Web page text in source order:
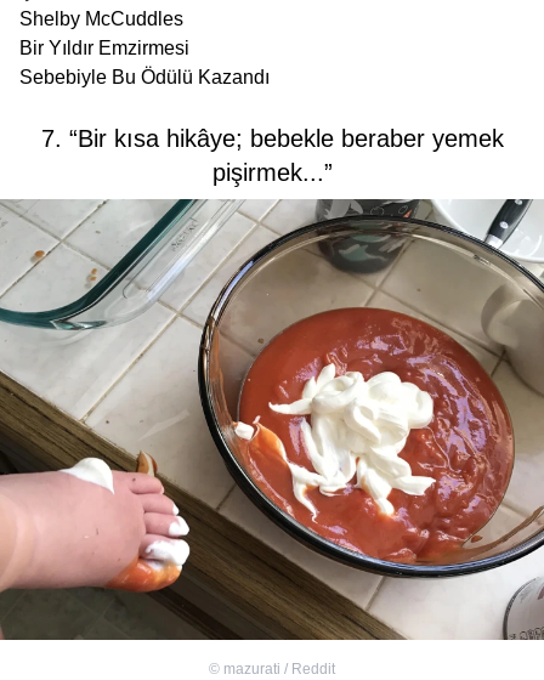
Shelby McCuddles
Bir Yıldır Emzirmesi
Sebebiyle Bu Ödülü Kazandı
7. “Bir kısa hikâye; bebekle beraber yemek
pişirmek...”
© mazurati / Reddit